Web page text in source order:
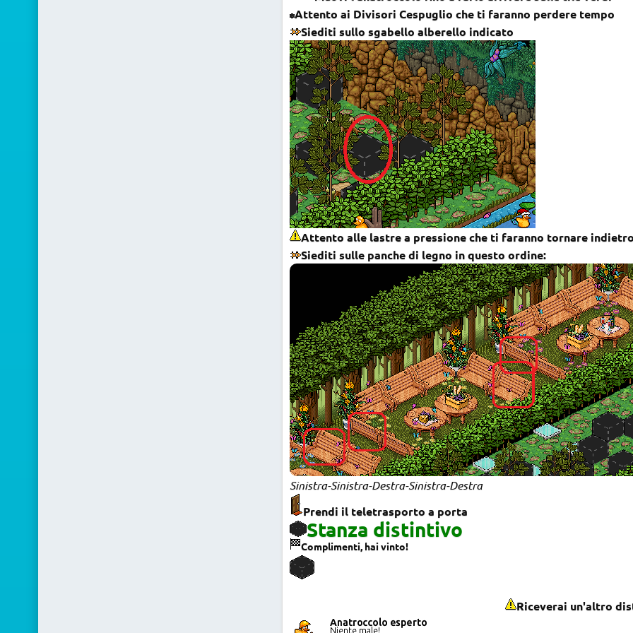
Attento ai Divisori Cespuglio che ti faranno perdere tempo
Siediti sullo sgabello alberello indicato
Attento alle lastre a pressione che ti faranno tornare
Siediti sulle panche di legno in questo ordine:
Sinistra-Sinistra-Destra-Sinistra-Destra
Prendi il teletrasporto a porta
Stanza distintivo
Complimenti, hai vinto!
Riceverai un'altro